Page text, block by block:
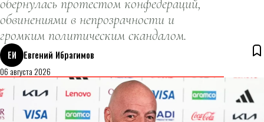
обернулась протестом конфедераций,
обвинениями в непрозрачности и
громким политическим скандалом.
ЕИ
Евгений Ибрагимов
06 августа 2026